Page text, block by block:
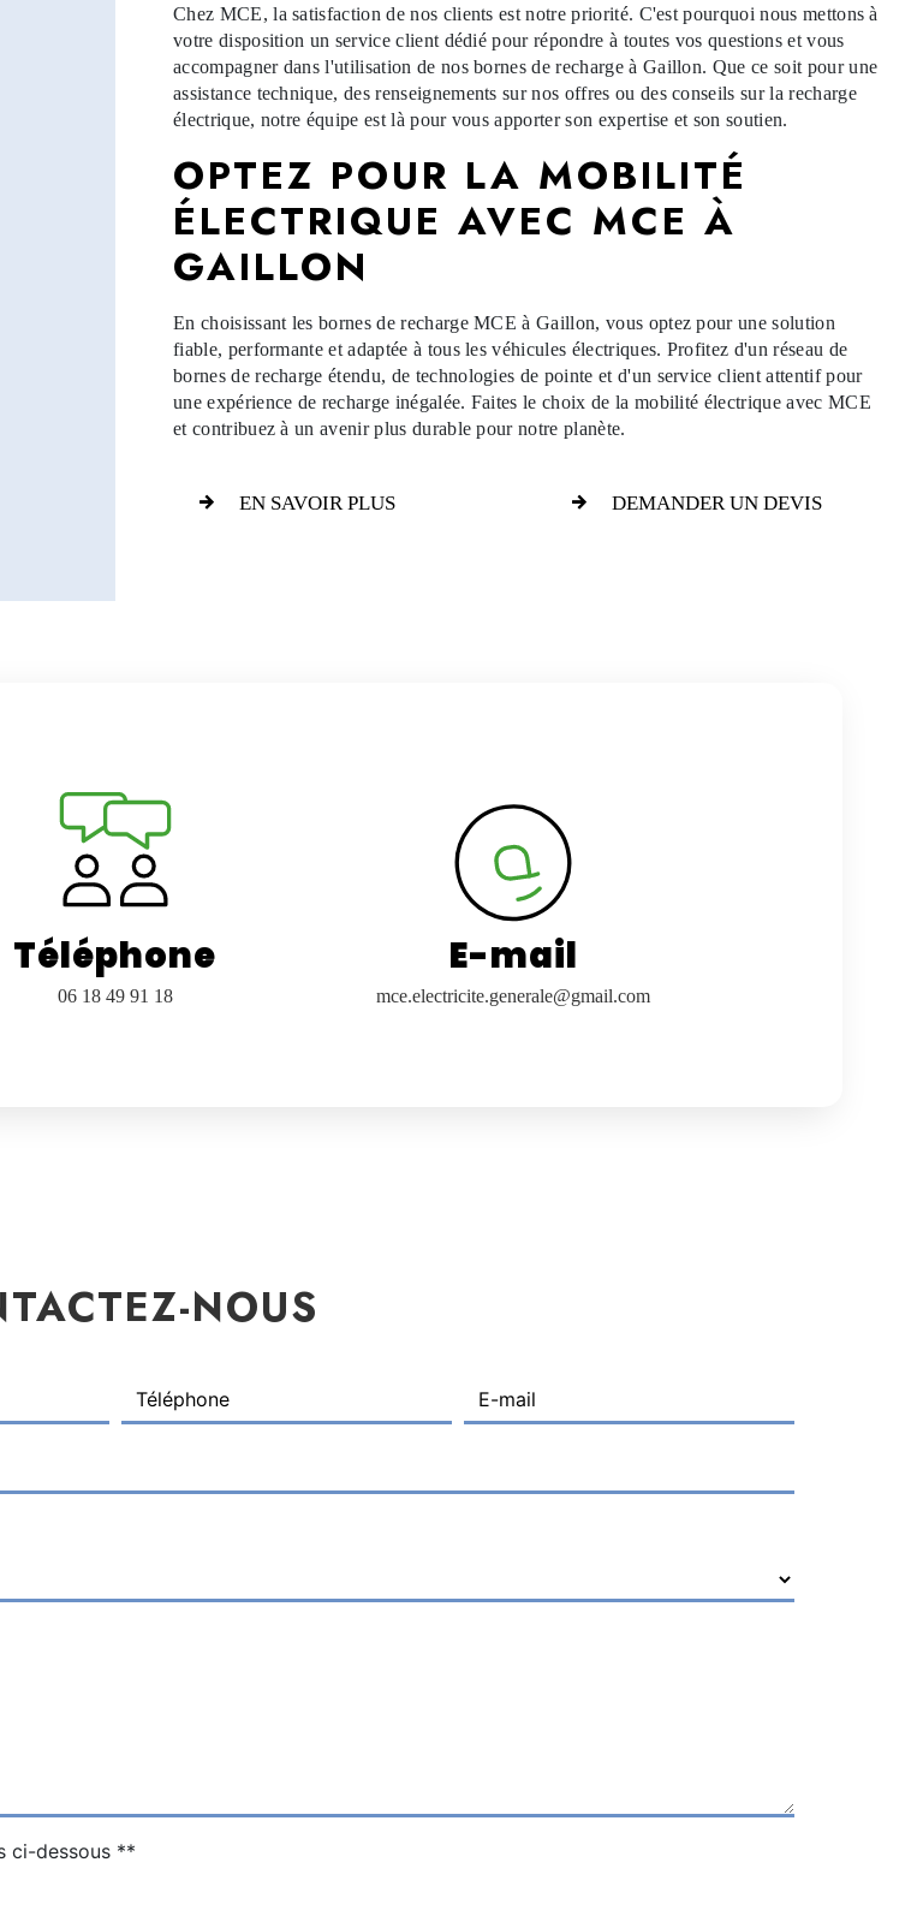
Chez MCE, la satisfaction de nos clients est notre priorité. C'est pourquoi nous mettons à
votre disposition un service client dédié pour répondre à toutes vos questions et vous
accompagner dans l'utilisation de nos bornes de recharge à Gaillon. Que ce soit pour une
assistance technique, des renseignements sur nos offres ou des conseils sur la recharge
électrique, notre équipe est là pour vous apporter son expertise et son soutien.
OPTEZ POUR LA MOBILITÉ
ÉLECTRIQUE AVEC MCE À
GAILLON
En choisissant les bornes de recharge MCE à Gaillon, vous optez pour une solution
fiable, performante et adaptée à tous les véhicules électriques. Profitez d'un réseau de
bornes de recharge étendu, de technologies de pointe et d'un service client attentif pour
une expérience de recharge inégalée. Faites le choix de la mobilité électrique avec MCE
et contribuez à un avenir plus durable pour notre planète.
EN SAVOIR PLUS DEMANDER UN DEVIS
Téléphone
06 18 49 91 18
E-mail
mce.electricite.generale@gmail.com
NOUS
ci-dessous **